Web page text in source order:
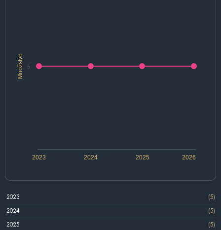
Množstvo
2024 2026
2023 2025
5
2023
(5)
2024
(5)
2025
(5)